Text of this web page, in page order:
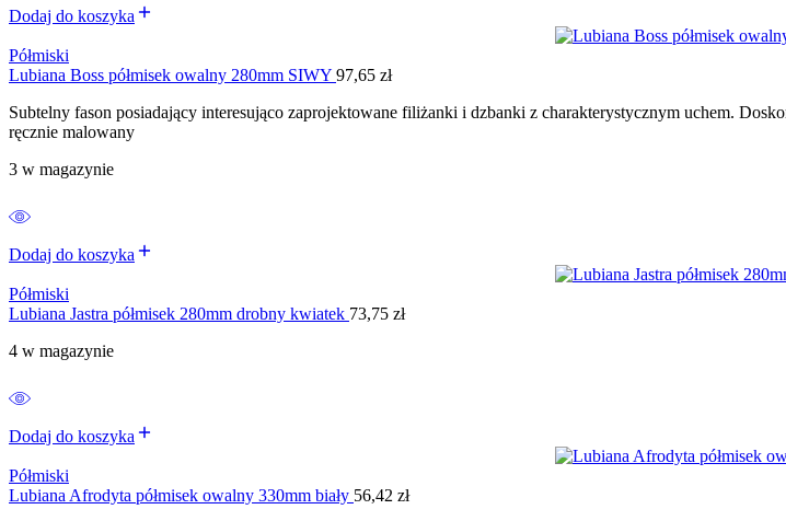
Dodaj do koszyka
Półmiski
Lubiana Boss półmisek owalny 280mm SIWY 97,65 zł
Subtelny fason posiadający interesująco zaprojektowane filiżanki i dzbanki z charakterystycznym uchem.
ręcznie malowany
3 w magazynie
Dodaj do koszyka
Półmiski
Lubiana Jastra półmisek 280mm drobny kwiatek 73,75 zł
4 w magazynie
Dodaj do koszyka
Półmiski
Lubiana Afrodyta półmisek owalny 330mm biały 56,42 zł